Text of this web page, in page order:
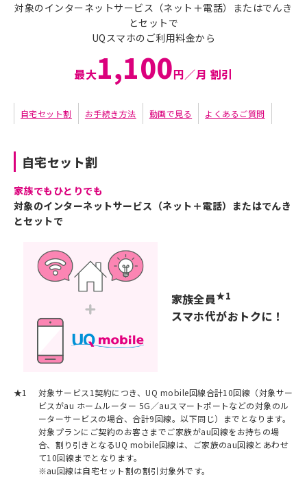
対象のインターネットサービス（ネット＋電話）またはでんき
とセットで
UQスマホのご利用料金から
最大1,100円／月 割引
自宅セット割 お手続き方法 動画で見る よくあるご質問
自宅セット割
家族でもひとりでも
対象のインターネットサービス（ネット＋電話）またはでんき
とセットで
家族全員★1
スマホ代がおトクに！
★1
対象サービス1契約につき、UQ mobile回線合計10回線（対象サー
ビスがau ホームルーター 5G／auスマートポートなどの対象のル
ーターサービスの場合、合計9回線。以下同じ）までとなります。
対象プランにご契約のお客さまでご家族がau回線をお持ちの場
合、割り引きとなるUQ mobile回線は、ご家族のau回線とあわせ
て10回線までとなります。
※au回線は自宅セット割の割引対象外です。